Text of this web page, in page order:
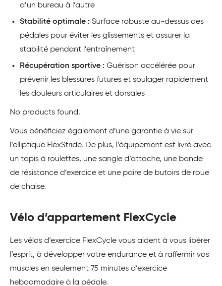
d’un bureau à l’autre
Stabilité optimale : Surface robuste au-dessus des
pédales pour éviter les glissements et assurer la
stabilité pendant l’entraînement
Récupération sportive : Guérison accélérée pour
prévenir les blessures futures et soulager rapidement
les douleurs articulaires et dorsales
No products found.
Vous bénéficiez également d’une garantie à vie sur
l’elliptique FlexStride. De plus, l’équipement est livré avec
un tapis à roulettes, une sangle d’attache, une bande
de résistance d’exercice et une paire de butoirs de roue
de chaise.
Vélo d’appartement FlexCycle
Les vélos d’exercice FlexCycle vous aident à vous libérer
l’esprit, à développer votre endurance et à raffermir vos
muscles en seulement 75 minutes d’exercice
hebdomadaire à la pédale.